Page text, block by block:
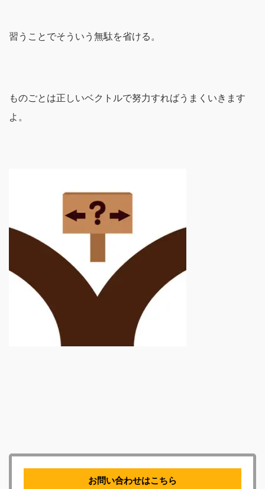
習うことでそういう無駄を省ける。
ものごとは正しいベクトルで努力すればうまくいきます
よ。
お問い合わせはこちら